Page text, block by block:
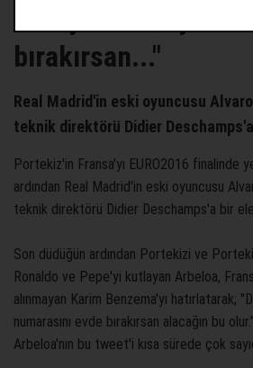
bırakırsan..."
Real Madrid'in eski oyuncusu
teknik direktörü Didier
Portekiz'in Fransa'yı EURO2016 finalinde
ardından Real Madrid'in eski oyuncusu
teknik direktörü Didier Deschamps'a bir
Son düdüğün ardından Portekizi ve
Ronaldo ve Pepe'yi kutlayan Arbeloa,
alınmayan Karim Benzema'yı hatırlatarak;
numarasını evde bırakırsan alacağın bu
Arbeloa'nın bu tweet'i kısa sürede çok